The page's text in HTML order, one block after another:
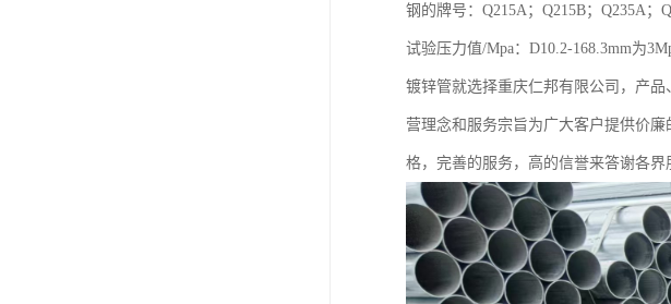
钢的牌号：Q215A；Q215B；Q235A；
试验压力值/Mpa：D10.2-168.3mm为
镀锌管就选择重庆仁邦有限公司，产
营理念和服务宗旨为广大客户提供价
格，完善的服务，高的信誉来答谢各界